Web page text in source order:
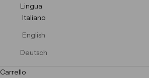
Lingua
Italiano
English
Deutsch
Carrello